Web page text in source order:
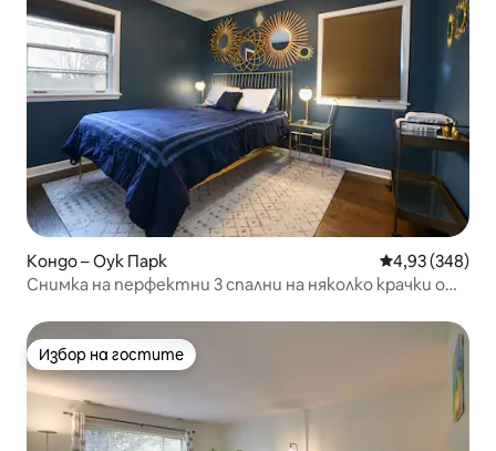
Кондо – Оук Парк Средна
4,93 (348)
Снимка на перфектни 3 спални на няколко крачки от
Избор на гостите
Избор на гостите